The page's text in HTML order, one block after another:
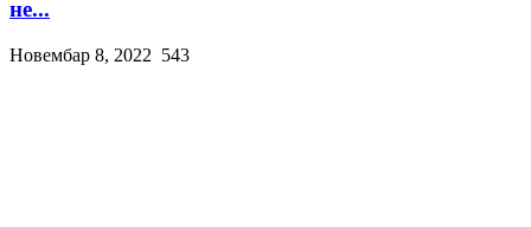
не...
Новембар 8, 2022 543